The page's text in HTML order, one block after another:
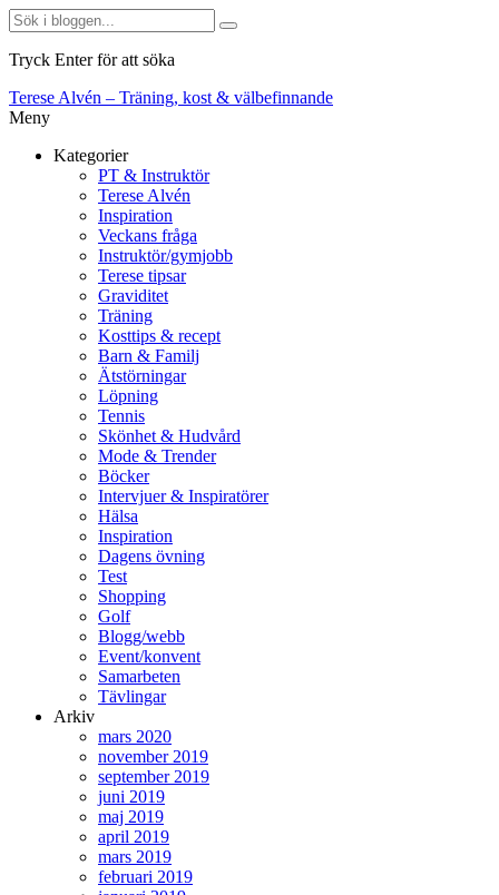
Tryck Enter för att söka
Terese Alvén – Träning, kost & välbefinnande
Meny
Kategorier
PT & Instruktör
Terese Alvén
Inspiration
Veckans fråga
Instruktör/gymjobb
Terese tipsar
Graviditet
Träning
Kosttips & recept
Barn & Familj
Ätstörningar
Löpning
Tennis
Skönhet & Hudvård
Mode & Trender
Böcker
Intervjuer & Inspiratörer
Hälsa
Inspiration
Dagens övning
Test
Shopping
Golf
Blogg/webb
Event/konvent
Samarbeten
Tävlingar
Arkiv
mars 2020
november 2019
september 2019
juni 2019
maj 2019
april 2019
mars 2019
februari 2019